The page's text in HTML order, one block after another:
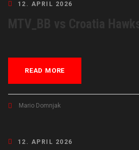
12. APRIL 2026
READ MORE
Mario Domnjak
12. APRIL 2026